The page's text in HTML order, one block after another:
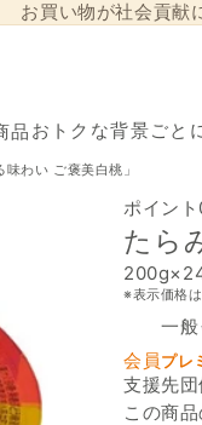
お買い物が社会貢献
品 おトクな背景ごと
わい ご褒美白桃」
ポイン
たら
※表示価格
一
会員プレ
支援先
この商
支援先